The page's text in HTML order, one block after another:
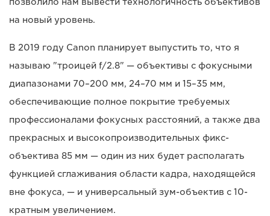
позволило нам вывести технологичность объективов
на новый уровень.
В 2019 году Canon планирует выпустить то, что я
называю "троицей f/2.8" — объективы с фокусными
диапазонами 70–200 мм, 24–70 мм и 15–35 мм,
обеспечивающие полное покрытие требуемых
профессионалами фокусных расстояний, а также два
прекрасных и высокопроизводительных фикс-
объектива 85 мм — один из них будет располагать
функцией сглаживания области кадра, находящейся
вне фокуса, — и универсальный зум-объектив с 10-
кратным увеличением.